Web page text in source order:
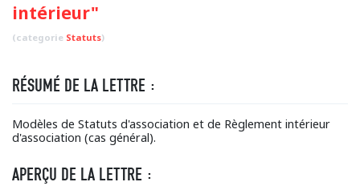
intérieur"
(categorie Statuts)
RÉSUMÉ DE LA LETTRE :
Modèles de Statuts d'association et de Règlement intérieur
d'association (cas général).
APERÇU DE LA LETTRE :